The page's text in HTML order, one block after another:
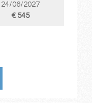
24/06/2027
€ 545